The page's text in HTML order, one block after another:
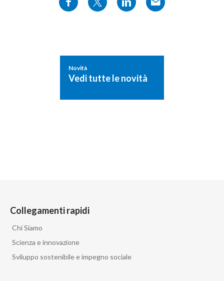
Novità
Vedi tutte le novità
Collegamenti rapidi
Chi Siamo
Scienza e innovazione
Sviluppo sostenibile e impegno sociale